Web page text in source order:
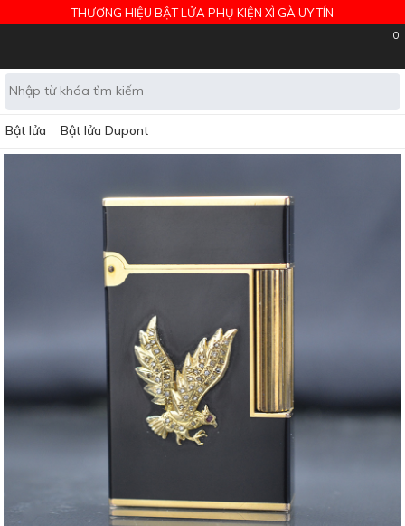
THƯƠNG HIỆU BẬT LỬA PHỤ KIỆN XÌ GÀ UY TÍN
0
Bật lửa Bật lửa Dupont